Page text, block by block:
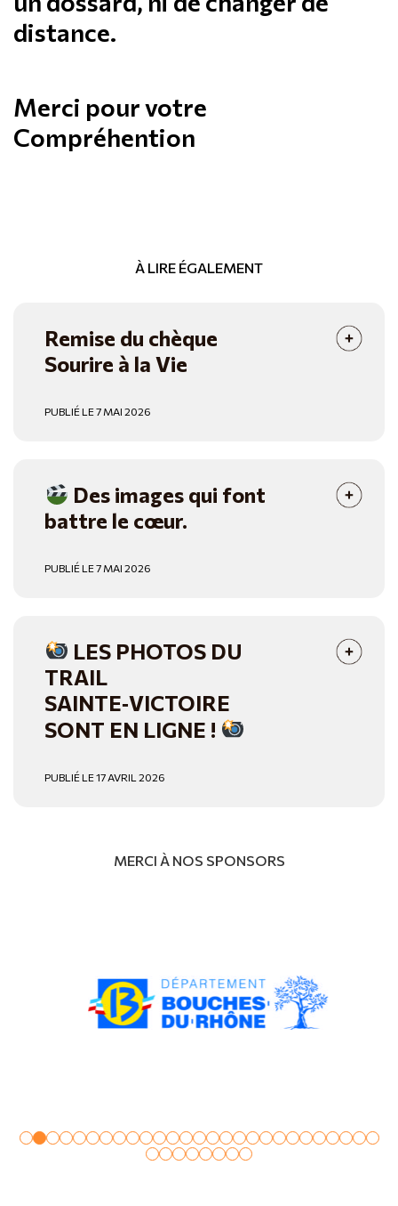
distance.
Merci pour votre
Compréhention
À LIRE ÉGALEMENT
Remise du chèque
Sourire à la Vie
PUBLIÉ LE 7 MAI 2026
Des images qui font
battre le cœur.
PUBLIÉ LE 7 MAI 2026
LES PHOTOS DU
TRAIL
SAINTE‑VICTOIRE
SONT EN LIGNE !
PUBLIÉ LE 17 AVRIL 2026
MERCI À NOS SPONSORS